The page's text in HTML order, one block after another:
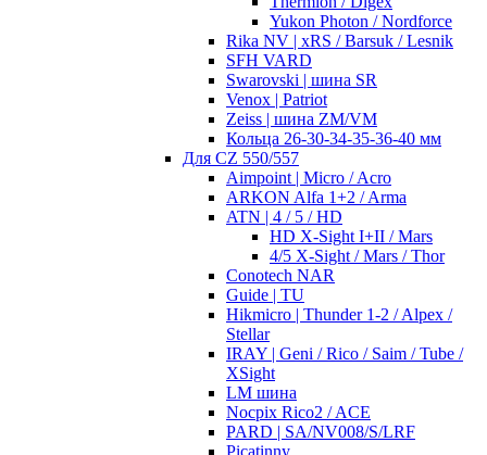
Yukon Photon / Nordforce
Rika NV | xRS / Barsuk / Lesnik
SFH VARD
Swarovski | шина SR
Venox | Patriot
Zeiss | шина ZM/VM
Кольца 26-30-34-35-36-40 мм
Для CZ 550/557
Aimpoint | Micro / Acro
ARKON Alfa 1+2 / Arma
ATN | 4 / 5 / HD
HD X-Sight I+II / Mars
4/5 X-Sight / Mars / Thor
Conotech NAR
Guide | TU
Hikmicro | Thunder 1-2 / Alpex /
Stellar
IRAY | Geni / Rico / Saim / Tube /
XSight
LM шина
Nocpix Rico2 / ACE
PARD | SA/NV008/S/LRF
Picatinny